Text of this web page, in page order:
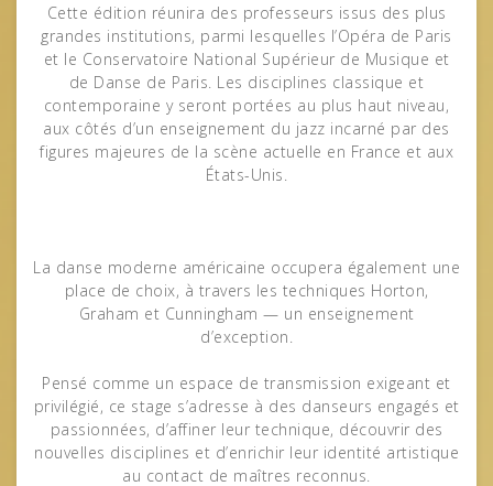
Cette édition réunira des professeurs issus des plus
grandes institutions, parmi lesquelles l’Opéra de Paris
et le Conservatoire National Supérieur de Musique et
de Danse de Paris. Les disciplines classique et
contemporaine y seront portées au plus haut niveau,
aux côtés d’un enseignement du jazz incarné par des
figures majeures de la scène actuelle en France et aux
États-Unis.
La danse moderne américaine occupera également une
place de choix, à travers les techniques Horton,
Graham et Cunningham — un enseignement
d’exception.
Pensé comme un espace de transmission exigeant et
privilégié, ce stage s’adresse à des danseurs engagés et
passionnées, d’affiner leur technique, découvrir des
nouvelles disciplines et d’enrichir leur identité artistique
au contact de maîtres reconnus.